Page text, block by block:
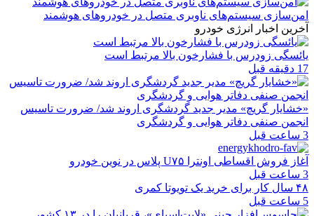
امن‌سازی سیستم‌های ناوبری متصل در خودروهای هوشمند
آخرین اخبار انرژی خودرو
یائسگی زودرس با فشارخون بالا مرتبط است
17 دقیقه قبل
«خشایار گریچ» مدیر جدید گردشگری اروند شد/ ضرورت تاسیس
انجمن صنفی دفاتر هوایی و گردشگری
3 ساعت قبل
آغاز فروش اقساطی اونترا U۷۵ پلاس در نوین خودرو
3 ساعت قبل
۴۸ سال کار برای خرید یک تویوتا کمری
5 ساعت قبل